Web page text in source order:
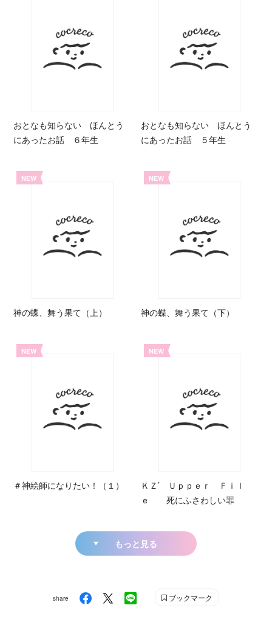
おとなも知らない ほんとう
にあったお話 ６年生
おとなも知らない ほんとう
にあったお話 ５年生
NEW
神の蝶、舞う果て（上）
NEW
神の蝶、舞う果て（下）
NEW
＃神絵師になりたい！（１）
NEW
ＫＺ’ Ｕｐｐｅｒ Ｆｉｌ
ｅ 死にふさわしい罪
もっと見る
share ブックマーク